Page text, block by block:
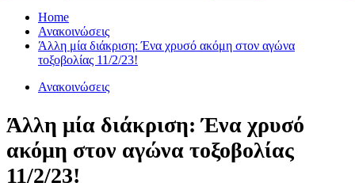
Home
Ανακοινώσεις
Άλλη μία διάκριση: Ένα χρυσό ακόμη στον αγώνα
τοξοβολίας 11/2/23!
Ανακοινώσεις
Άλλη μία διάκριση: Ένα χρυσό
ακόμη στον αγώνα τοξοβολίας
11/2/23!